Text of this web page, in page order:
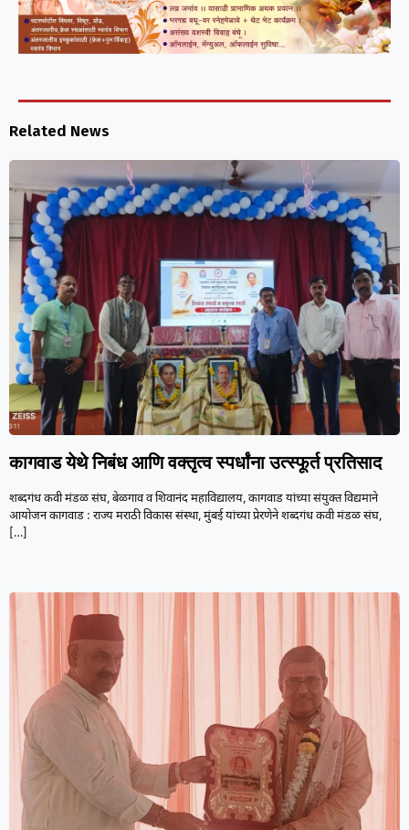
Related News
कागवाड येथे निबंध आणि वक्तृत्व स्पर्धांना उत्स्फूर्त प्रतिसाद
शब्दगंध कवी मंडळ संघ, बेळगाव व शिवानंद महाविद्यालय, कागवाड यांच्या संयुक्त विद्यमाने
आयोजन कागवाड : राज्य मराठी विकास संस्था, मुंबई यांच्या प्रेरणेने शब्दगंध कवी मंडळ संघ,
[…]